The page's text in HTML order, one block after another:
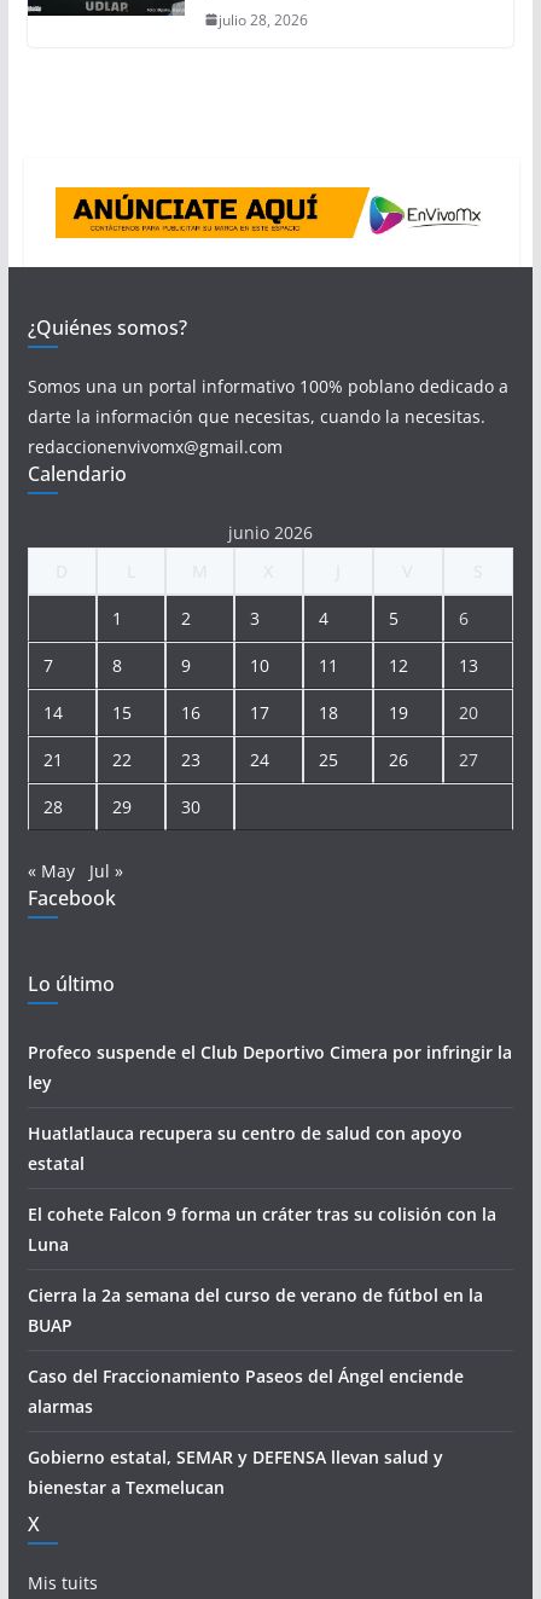
julio 28, 2026
¿Quiénes somos?
Somos una un portal informativo 100% poblano dedicado a
darte la información que necesitas, cuando la necesitas.
redaccionenvivomx@gmail.com
Calendario
junio 2026
1 2 3 4 5 6
7 8 9 10 11 12 13
14 15 16 17 18 19 20
21 22 23 24 25 26 27
28 29 30
« May Jul »
Facebook
Lo último
Profeco suspende el Club Deportivo Cimera por infringir la
ley
Huatlatlauca recupera su centro de salud con apoyo
estatal
El cohete Falcon 9 forma un cráter tras su colisión con la
Luna
Cierra la 2a semana del curso de verano de fútbol en la
BUAP
Caso del Fraccionamiento Paseos del Ángel enciende
alarmas
Gobierno estatal, SEMAR y DEFENSA llevan salud y
bienestar a Texmelucan
X
Mis tuits